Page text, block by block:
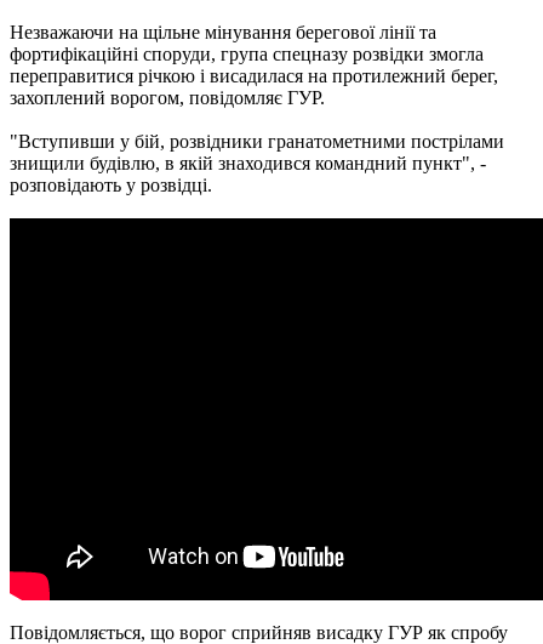
Незважаючи на щільне мінування берегової лінії та
фортифікаційні споруди, група спецназу розвідки змогла
переправитися річкою і висадилася на протилежний берег,
захоплений ворогом, повідомляє ГУР.
"Вступивши у бій, розвідники гранатометними пострілами
знищили будівлю, в якій знаходився командний пункт", -
розповідають у розвідці.
Повідомляється, що ворог сприйняв висадку ГУР як спробу